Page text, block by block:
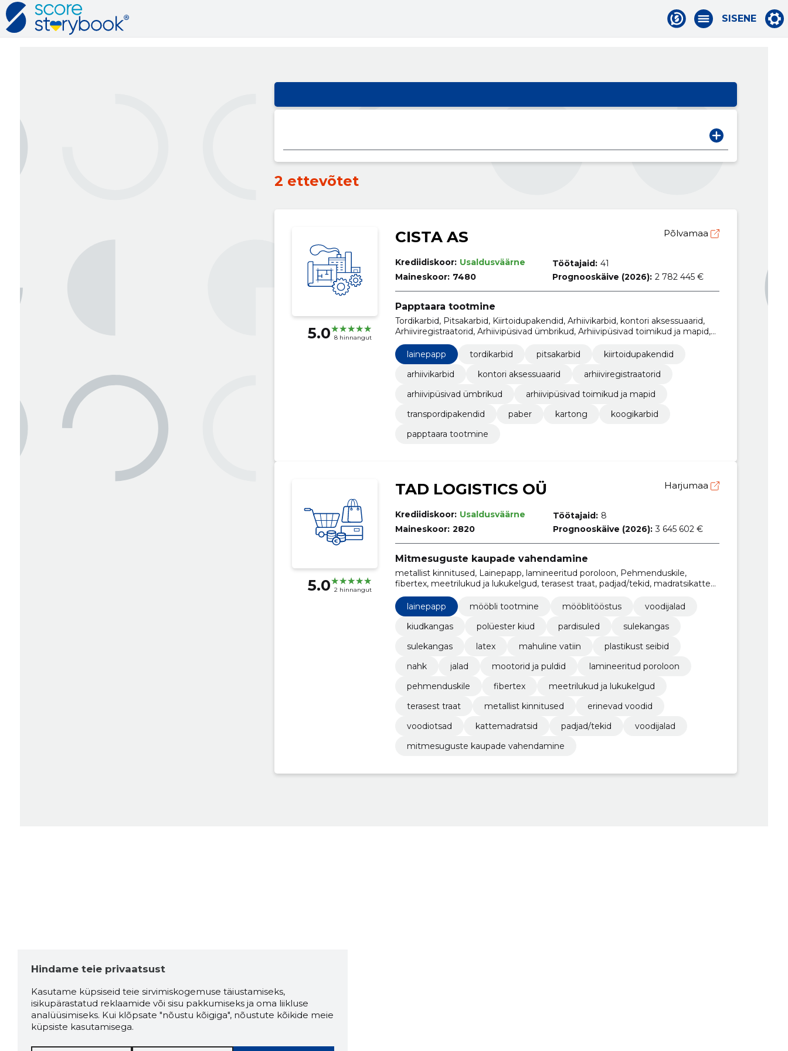
SISENE
2 ettevõtet
5.0 8 hinnangut
CISTA AS Põlvamaa
Krediidiskoor: Usaldusväärne
Maineskoor: 7480
Töötajaid: 41
Prognooskäive (2026): 2 782 445 €
Papptaara tootmine
Tordikarbid, Pitsakarbid, Kiirtoidupakendid, Arhiivikarbid, kontori aksessuaarid,
Arhiiviregistraatorid, Arhiivipüsivad ümbrikud, Arhiivipüsivad toimikud ja mapid,
Transpordipakendid, Paber
lainepapp
tordikarbid pitsakarbid
kiirtoidupakendid
arhiivikarbid
kontori aksessuaarid
arhiiviregistraatorid
arhiivipüsivad ümbrikud
arhiivipüsivad toimikud ja mapid
transpordipakendid
paber kartong
koogikarbid
papptaara tootmine
5.0 2 hinnangut
TAD LOGISTICS OÜ Harjumaa
Krediidiskoor: Usaldusväärne
Maineskoor: 2820
Töötajaid: 8
Prognooskäive (2026): 3 645 602 €
Mitmesuguste kaupade vahendamine
metallist kinnitused, Lainepapp, lamineeritud poroloon, Pehmenduskile,
fibertex, meetrilukud ja lukukelgud, terasest traat, padjad/tekid, madratsikatted,
lainepapp
mööbli tootmine mööblitööstus
voodijalad
kiudkangas
polüester kiud pardisuled
sulekangas
sulekangas
latex mahuline vatiin
plastikust seibid
nahk
jalad mootorid ja puldid
lamineeritud poroloon
pehmenduskile
fibertex
meetrilukud ja lukukelgud
terasest traat
metallist kinnitused
erinevad voodid
voodiotsad
kattemadratsid padjad/tekid
voodijalad
mitmesuguste kaupade vahendamine
Hindame teie privaatsust
Kasutame küpsiseid teie sirvimiskogemuse täiustamiseks,
isikupärastatud reklaamide või sisu pakkumiseks ja oma liikluse
analüüsimiseks. Kui klõpsate "nõustu kõigiga", nõustute kõikide meie
küpsiste kasutamisega.